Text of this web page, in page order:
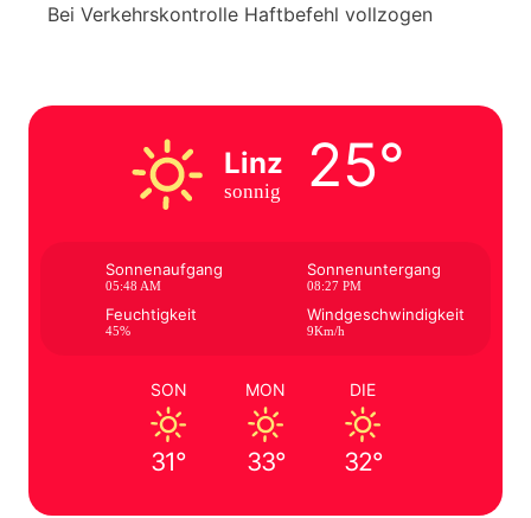
Bei Verkehrskontrolle Haftbefehl vollzogen
Linz
sonnig 25°
Sonnenaufgang
05:48 AM
Sonnenuntergang
08:27 PM
Feuchtigkeit
45%
Windgeschwindigkeit
9Km/h
SON
31°
MON
33°
DIE
32°